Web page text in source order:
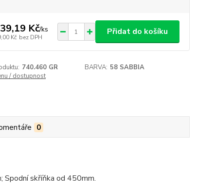
Kč/ks
Kč bez DPH
Přidat do košíku
740.460 GR BARVA: 58 SABBIA
/ dostupnost
0
skříňka od 450mm.